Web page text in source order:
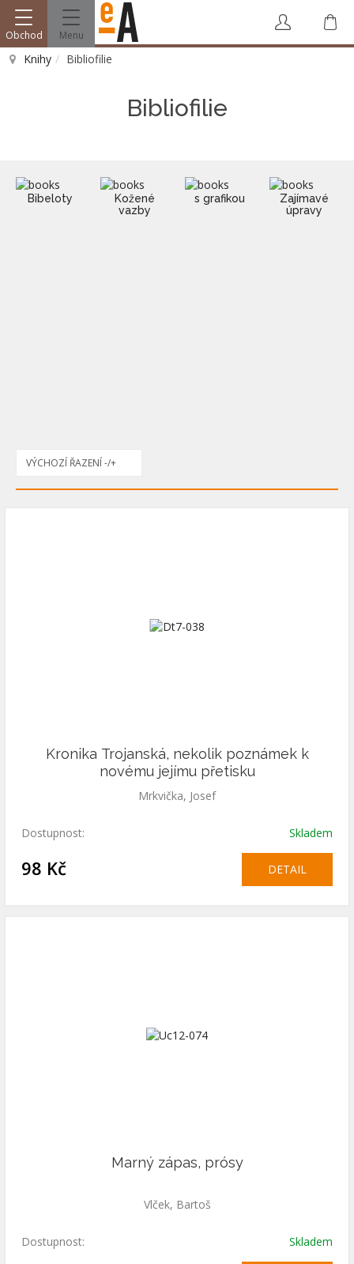
Obchod Menu
Knihy Bibliofilie
Bibliofilie
Bibeloty
Kožené
vazby
s grafikou
Zajímavé
úpravy
VÝCHOZÍ ŘAZENÍ -/+
Kronika Trojanská, nekolik poznámek k
novému jejímu přetisku
Mrkvička, Josef
Dostupnost: Skladem
98 Kč DETAIL
Marný zápas, prósy
Vlček, Bartoš
Dostupnost: Skladem